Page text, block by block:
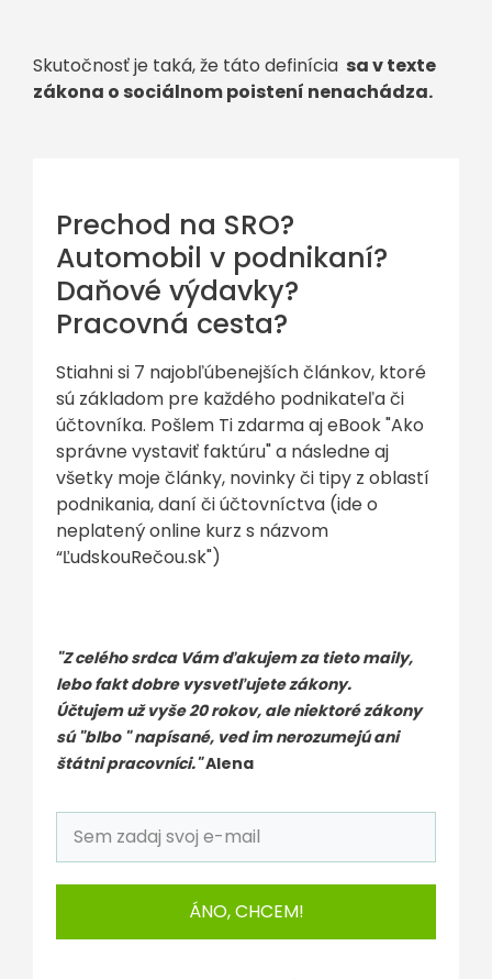
Skutočnosť je taká, že táto definícia sa v texte
zákona o sociálnom poistení nenachádza.
Prechod na SRO?
Automobil v podnikaní?
Daňové výdavky?
Pracovná cesta?
Stiahni si 7 najobľúbenejších článkov, ktoré
sú základom pre každého podnikateľa či
účtovníka. Pošlem Ti zdarma aj eBook "Ako
správne vystaviť faktúru" a následne aj
všetky moje články, novinky či tipy z oblastí
podnikania, daní či účtovníctva (ide o
neplatený online kurz s názvom
“ĽudskouRečou.sk")
"Z celého srdca Vám ďakujem za tieto maily,
lebo fakt dobre vysvetľujete zákony.
Účtujem už vyše 20 rokov, ale niektoré zákony
sú "blbo " napísané, ved im nerozumejú ani
štátni pracovníci."Alena
ÁNO, CHCEM!